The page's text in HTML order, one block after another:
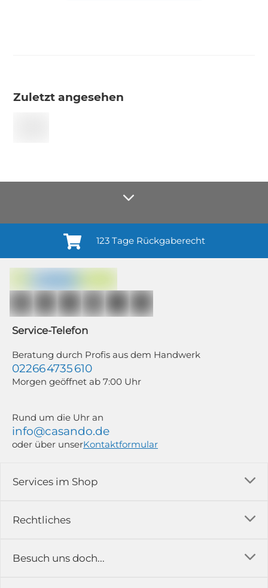
Zuletzt angesehen
Anmelden¹
casando (Holz-Richter GmbH) sowie zur Interessen-Analyse durch
jederzeit mit Wirkung für die Zukunft und ohne Angabe von Gründen
Weitere Informationen findest du in unserer Datenschutzerklärung.
123 Tage Rückgaberecht
Rechtliches
Impressum
Services im Shop
Versandkosten
Erfahrungsberichte & Bewertungen
Besuch uns doch...
Service-Telefon
Beratung durch Profis aus dem Handwerk
02266 4735 610
Morgen geöffnet ab 7:00 Uhr
Rund um die Uhr an
info@casando.de
oder über unserKontaktformular